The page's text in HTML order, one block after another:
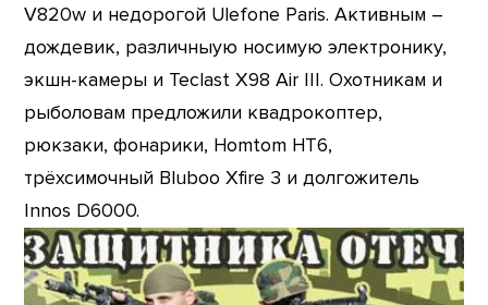
V820w и недорогой Ulefone Paris. Активным –
дождевик, различныую носимую электронику,
экшн-камеры и Teclast X98 Air III. Охотникам и
рыболовам предложили квадрокоптер,
рюкзаки, фонарики, Homtom HT6,
трёхсимочный Bluboo Xfire 3 и долгожитель
Innos D6000.